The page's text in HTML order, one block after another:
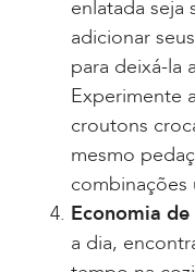
enlatada
adicionar
para deixá-la
Experimente
croutons
mesmo
combinações
Economia de
a dia,